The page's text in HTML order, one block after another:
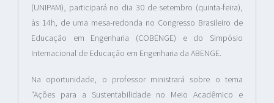
(UNIPAM), participará no dia 30 de setembro (quinta-feira),
às 14h, de uma mesa-redonda no Congresso Brasileiro de
Educação em Engenharia (COBENGE) e do Simpósio
Internacional de Educação em Engenharia da ABENGE.
Na oportunidade, o professor ministrará sobre o tema
“Ações para a Sustentabilidade no Meio Acadêmico e